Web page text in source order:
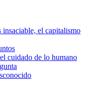
insaciable, el capitalismo
cuidado de lo humano